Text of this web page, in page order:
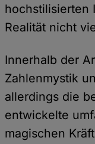
hochstilisierten
Realität nicht
Innerhalb der
Zahlenmystik
allerdings die
entwickelte
magischen